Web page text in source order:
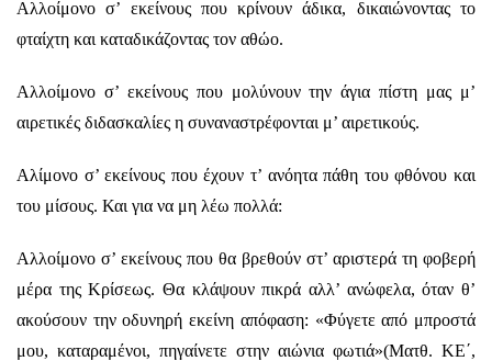
Αλλοίμονο σ’ εκείνους που κρίνουν άδικα, δικαιώνοντας το
φταίχτη και καταδικάζοντας τον αθώο.
Αλλοίμονο σ’ εκείνους που μολύνουν την άγια πίστη μας μ’
αιρετικές διδασκαλίες η συναναστρέφονται μ’ αιρετικούς.
Αλίμονο σ’ εκείνους που έχουν τ’ ανόητα πάθη του φθόνου και
του μίσους. Και για να μη λέω πολλά:
Αλλοίμονο σ’ εκείνους που θα βρεθούν στ’ αριστερά τη φοβερή
μέρα της Κρίσεως. Θα κλάψουν πικρά αλλ’ ανώφελα, όταν θ’
ακούσουν την οδυνηρή εκείνη απόφαση: «Φύγετε από μπροστά
μου, καταραμένοι, πηγαίνετε στην αιώνια φωτιά»(Ματθ. ΚΕ΄,